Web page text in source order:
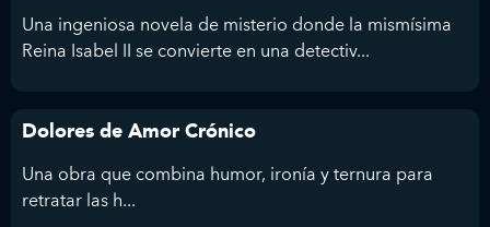
Una ingeniosa novela de misterio donde la mismísima
Reina Isabel II se convierte en una detectiv...
Dolores de Amor Crónico
Una obra que combina humor, ironía y ternura para
retratar las h...